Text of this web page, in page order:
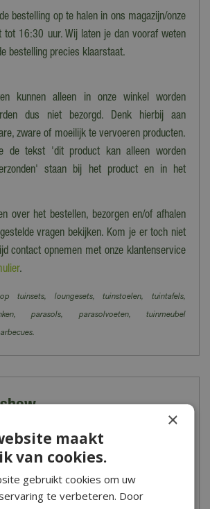
bestelling op te halen in ons magazijn/onze
tot 16:30 uur. Wij laten je dan vooraf weten
bestelling precies klaarstaat.
kunnen alleen in onze winkel worden
dus niet bezorgd. Denk hierbij aan
zware of moeilijk te vervoeren producten.
de tekst 'dit product kan alleen worden
staan bij het product en in het
over het bestellen, bezorgen en/of afhalen
vragen bekijken. Kom je er toch niet
contact opnemen met onze klantenservice
.
tuinsets, loungesets, tuinstoelen, tuintafels,
parasols, parasolvoeten, tuinmeubel
kun je in onze winkel de grootse
Een groot aanbod aan tuinmeubelen,
tuinkussens en toebehoren zijn hier
opgesteld. Tijdens een bezoek aan onze
het zomergevoel direct te kriebelen!
×
maakt
van cookies.
gebruikt cookies om uw
te verbeteren. Door